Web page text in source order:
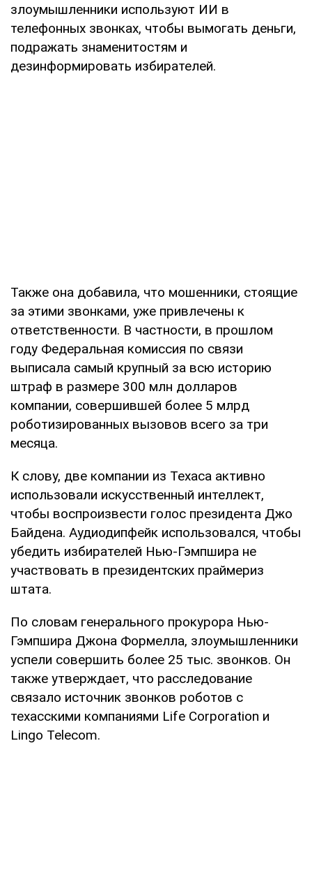
злоумышленники используют ИИ в
телефонных звонках, чтобы вымогать деньги,
подражать знаменитостям и
дезинформировать избирателей.
Также она добавила, что мошенники, стоящие
за этими звонками, уже привлечены к
ответственности. В частности, в прошлом
году Федеральная комиссия по связи
выписала самый крупный за всю историю
штраф в размере 300 млн долларов
компании, совершившей более 5 млрд
роботизированных вызовов всего за три
месяца.
К слову, две компании из Техаса активно
использовали искусственный интеллект,
чтобы воспроизвести голос президента Джо
Байдена. Аудиодипфейк использовался, чтобы
убедить избирателей Нью-Гэмпшира не
участвовать в президентских праймериз
штата.
По словам генерального прокурора Нью-
Гэмпшира Джона Формелла, злоумышленники
успели совершить более 25 тыс. звонков. Он
также утверждает, что расследование
связало источник звонков роботов с
техасскими компаниями Life Corporation и
Lingo Telecom.